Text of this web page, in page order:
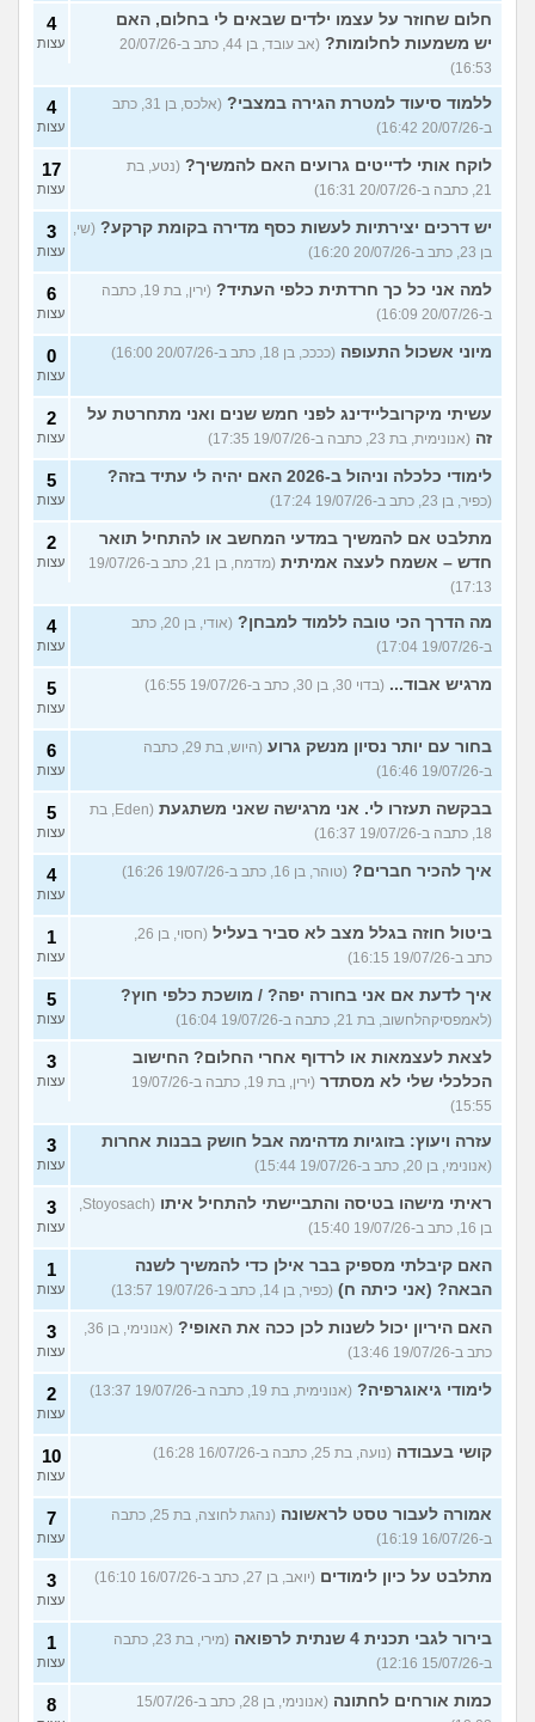
חלום שחוזר על עצמו ילדים שבאים לי בחלום, האם
יש משמעות לחלומות?
(אב עובד, בן 44, כתב ב-20/07/26
16:53)
4
עצות
ללמוד סיעוד למטרת הגירה במצבי?
(אלכס, בן 31, כתב
ב-20/07/26 16:42)
4
עצות
לוקח אותי לדייטים גרועים האם להמשיך? (נטע, בת
21, כתבה ב-20/07/26 16:31)
17
עצות
יש דרכים יצירתיות לעשות כסף מדירה בקומת קרקע? (שי,
בן 23, כתב ב-20/07/26 16:20)
3
עצות
למה אני כל כך חרדתית כלפי העתיד?
(ירין, בת 19, כתבה
ב-20/07/26 16:09)
6
עצות
מיוני אשכול התעופה (ככככ, בן 18, כתב ב-20/07/26 16:00) 0
עצות
עשיתי מיקרובליידינג לפני חמש שנים ואני מתחרטת על
זה (אנונימית, בת 23, כתבה ב-19/07/26 17:35)
2
עצות
לימודי כלכלה וניהול ב-2026 האם יהיה לי עתיד בזה?
(כפיר, בן 23, כתב ב-19/07/26 17:24)
5
עצות
מתלבט אם להמשיך במדעי המחשב או להתחיל תואר
חדש – אשמח לעצה אמיתית
(מדמח, בן 21, כתב ב-19/07/26
17:13)
2
עצות
מה הדרך הכי טובה ללמוד למבחן?
(אודי, בן 20, כתב
ב-19/07/26 17:04)
4
עצות
מרגיש אבוד... (בדוי 30, בן 30, כתב ב-19/07/26 16:55) 5
עצות
בחור עם יותר נסיון מנשק גרוע
(היוש, בת 29, כתבה
ב-19/07/26 16:46)
6
עצות
בבקשה תעזרו לי. אני מרגישה שאני משתגעת
(Eden, בת
18, כתבה ב-19/07/26 16:37)
5
עצות
איך להכיר חברים? (טוהר, בן 16, כתב ב-19/07/26 16:26) 4
עצות
ביטול חוזה בגלל מצב לא סביר בעליל
כתב ב-19/07/26 16:15)
1
עצות
איך לדעת אם אני בחורה יפה? / מושכת כלפי חוץ?
(לאמפסיקהלחשוב, בת 21, כתבה ב-19/07/26 16:04)
5
עצות
לצאת לעצמאות או לרדוף אחרי החלום? החישוב
הכלכלי שלי לא מסתדר
(ירין, בת 19, כתבה ב-19/07/26
15:55)
3
עצות
עזרה ויעוץ: בזוגיות מדהימה אבל חושק בבנות אחרות
(אנונימי, בן 20, כתב ב-19/07/26 15:44)
3
עצות
ראיתי מישהו בטיסה והתביישתי להתחיל איתו
בן 16, כתב ב-19/07/26 15:40)
3
עצות
האם קיבלתי מספיק בבר אילן כדי להמשיך לשנה
הבאה? (אני כיתה ח) (כפיר, בן 14, כתב ב-19/07/26 13:57)
1
עצות
האם היריון יכול לשנות לכן ככה את האופי?
כתב ב-19/07/26 13:46)
3
עצות
לימודי גיאוגרפיה? (אנונימית, בת 19, כתבה ב-19/07/26 13:37) 2
עצות
קושי בעבודה (נועה, בת 25, כתבה ב-16/07/26 16:28) 10
עצות
אמורה לעבור טסט לראשונה
(נהגת לחוצה, בת 25, כתבה
ב-16/07/26 16:19)
7
עצות
מתלבט על כיון לימודים (יואב, בן 27, כתב ב-16/07/26 16:10) 3
עצות
בירור לגבי תכנית 4 שנתית לרפואה
(מירי, בת 23, כתבה
ב-15/07/26 12:16)
1
עצות
כמות אורחים לחתונה
(אנונימי, בן 28, כתב ב-15/07/26
8